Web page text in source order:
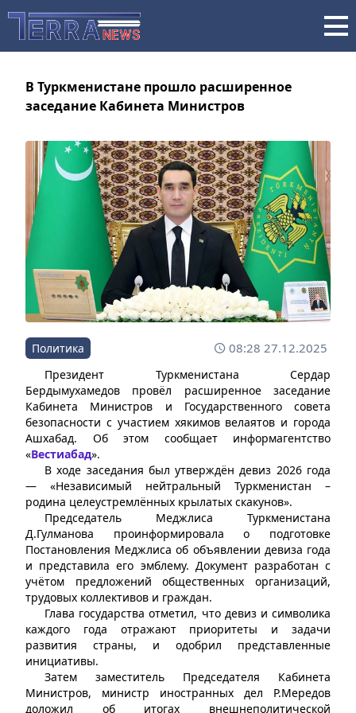
В Туркменистане прошло расширенное
заседание Кабинета Министров
Политика 08:28 27.12.2025
Президент Туркменистана Сердар
Бердымухамедов провёл расширенное заседание
Кабинета Министров и Государственного совета
безопасности с участием хякимов велаятов и города
Ашхабад. Об этом сообщает информагентство
«Вестиабад».
В ходе заседания был утверждён девиз 2026 года
— «Независимый нейтральный Туркменистан –
родина целеустремлённых крылатых скакунов».
Председатель Меджлиса Туркменистана
Д.Гулманова проинформировала о подготовке
Постановления Меджлиса об объявлении девиза года
и представила его эмблему. Документ разработан с
учётом предложений общественных организаций,
трудовых коллективов и граждан.
Глава государства отметил, что девиз и символика
каждого года отражают приоритеты и задачи
развития страны, и одобрил представленные
инициативы.
Затем заместитель Председателя Кабинета
Министров, министр иностранных дел Р.Мередов
доложил об итогах внешнеполитической